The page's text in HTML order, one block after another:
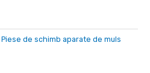
Piese de schimb aparate de muls